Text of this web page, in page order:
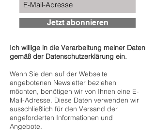
Jetzt abonnieren
Ich willige in die Verarbeitung meiner Daten
gemäß der Datenschutzerklärung ein.
Wenn Sie den auf der Webseite
angebotenen Newsletter beziehen
möchten, benötigen wir von Ihnen eine E-
Mail-Adresse. Diese Daten verwenden wir
ausschließlich für den Versand der
angeforderten Informationen und
Angebote.